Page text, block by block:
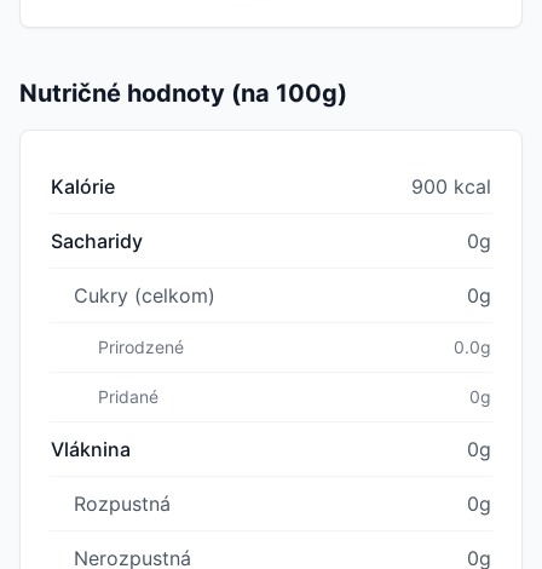
Nutričné hodnoty (na 100g)
Kalórie 900 kcal
Sacharidy 0g
Cukry (celkom) 0g
Prirodzené 0.0g
Pridané 0g
Vláknina 0g
Rozpustná 0g
Nerozpustná 0g